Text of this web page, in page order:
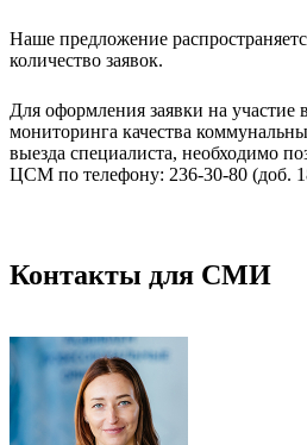
Наше предложение
количество заявок.
Для оформления заявки на участие
мониторинга качества
выезда специалиста, необходимо
ЦСМ по телефону: 236-30-80 (доб.
Контакты для СМИ